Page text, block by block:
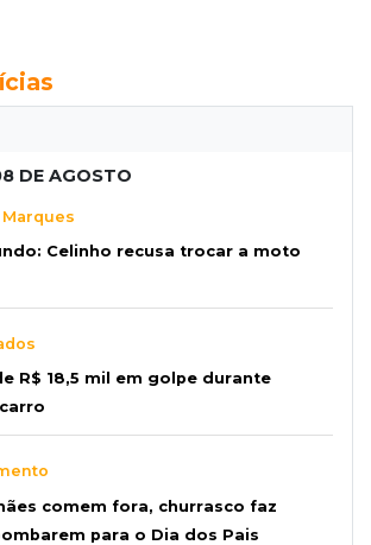
DE AGOSTO
Celinho recusa trocar a moto
R$ 18,5 mil em golpe durante
comem fora, churrasco faz
para o Dia dos Pais